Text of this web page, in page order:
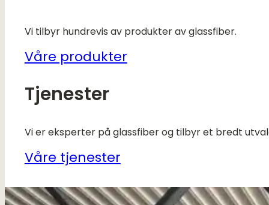
Vi tilbyr hundrevis av produkter av glassfiber.
Våre produkter
Tjenester
Vi er eksperter på glassfiber og tilbyr et bredt
Våre tjenester